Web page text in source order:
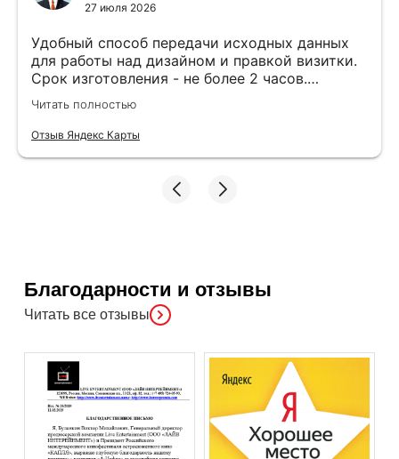
27 июля 2026
Удобный способ передачи исходных данных
для работы над дизайном и правкой визитки.
Срок изготовления - не более 2 часов.
Специалисты компетентные. Офис находится
в удобном месте, найти не составило труда.
Читать полностью
Отзыв Яндекс Карты
Благодарности и отзывы
Читать все отзывы